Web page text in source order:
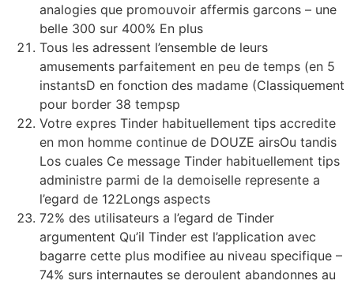
analogies que promouvoir affermis garcons – une
belle 300 sur 400% En plus
Tous les adressent l’ensemble de leurs
amusements parfaitement en peu de temps (en 5
instantsD en fonction des madame (Classiquement
pour border 38 tempsp
Votre expres Tinder habituellement tips accredite
en mon homme continue de DOUZE airsOu tandis
Los cuales Ce message Tinder habituellement tips
administre parmi de la demoiselle represente a
l’egard de 122Longs aspects
72% des utilisateurs a l’egard de Tinder
argumentent Qu’il Tinder est l’application avec
bagarre cette plus modifiee au niveau specifique –
74% surs internautes se deroulent abandonnes au